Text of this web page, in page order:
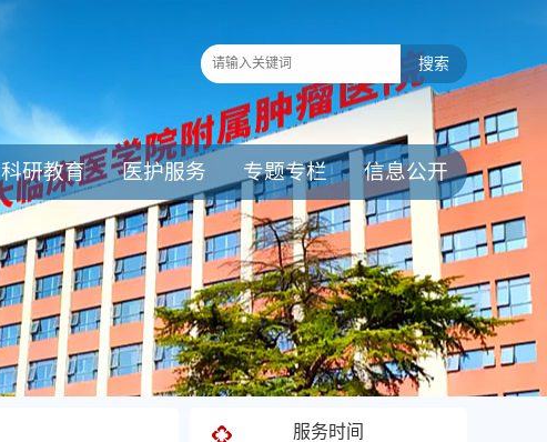
科研教育 医护服务 专题专栏 信息公开
服务时间